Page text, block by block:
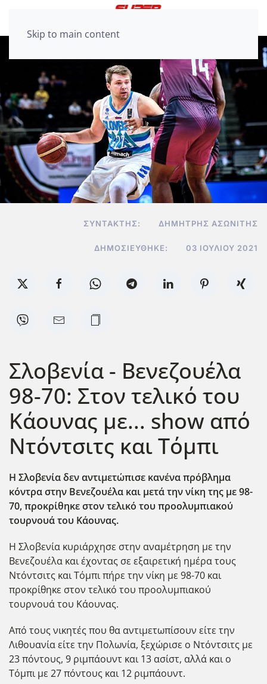
Skip to main content
ΣΥΝΤΆΚΤΗΣ: ΔΗΜΉΤΡΗΣ ΑΣΩΝΊΤΗΣ
ΔΗΜΟΣΙΕΎΘΗΚΕ: 03 ΙΟΥΛΊΟΥ 2021
Σλοβενία - Βενεζουέλα
98-70: Στον τελικό του
Κάουνας με... show από
Ντόντσιτς και Τόμπι
Η Σλοβενία δεν αντιμετώπισε κανένα πρόβλημα
κόντρα στην Βενεζουέλα και μετά την νίκη της με 98-
70, προκρίθηκε στον τελικό του προολυμπιακού
τουρνουά του Κάουνας.
Η Σλοβενία κυριάρχησε στην αναμέτρηση με την
Βενεζουέλα και έχοντας σε εξαιρετική ημέρα τους
Ντόντσιτς και Τόμπι πήρε την νίκη με 98-70 και
προκρίθηκε στον τελικό του προολυμπιακού
τουρνουά του Κάουνας.
Από τους νικητές που θα αντιμετωπίσουν είτε την
Λιθουανία είτε την Πολωνία, ξεχώρισε ο Ντόντσιτς με
23 πόντους, 9 ριμπάουντ και 13 ασίστ, αλλά και ο
Τόμπι με 27 πόντους και 12 ριμπάουντ.